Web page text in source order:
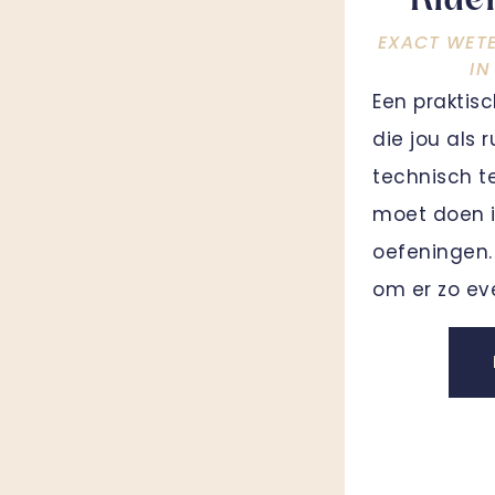
EXACT
IN
Een
die jou als
technisch
moet doen
om er zo